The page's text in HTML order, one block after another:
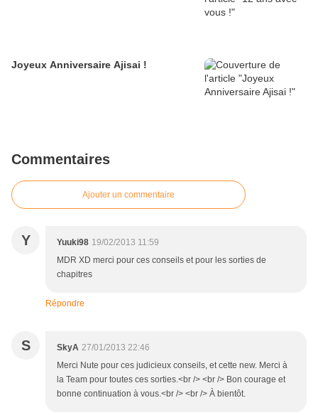
Joyeux Anniversaire Ajisai !
Commentaires
Ajouter un commentaire
Y Yuuki98 19/02/2013 11:59
MDR XD merci pour ces conseils et pour les sorties de
chapitres
Répondre
S SkyA 27/01/2013 22:46
Merci Nute pour ces judicieux conseils, et cette new. Merci à
la Team pour toutes ces sorties.<br /> <br /> Bon courage et
bonne continuation à vous.<br /> <br /> À bientôt.